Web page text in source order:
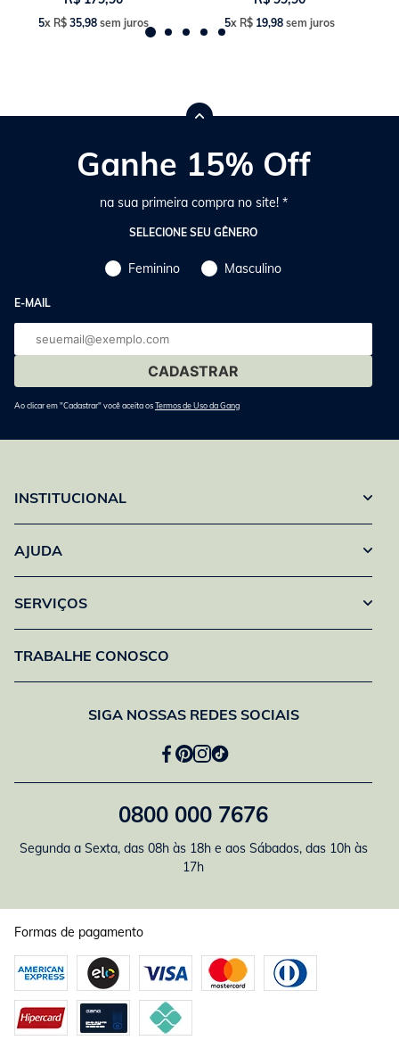
5x R$ 35,98sem juros 5x R$ 19,98sem juros
Ganhe 15% Off
na sua primeira compra no site! *
SELECIONE SEU GÊNERO
Feminino Masculino
E-MAIL
E-
mail
Ao clicar em "Cadastrar" você aceita osTermos de Uso da Gang
INSTITUCIONAL
AJUDA
SERVIÇOS
TRABALHE CONOSCO
SIGA NOSSAS REDES SOCIAIS
0800 000 7676
Segunda a Sexta, das 08h às 18h e aos Sábados, das 10h às
17h
Formas de pagamento